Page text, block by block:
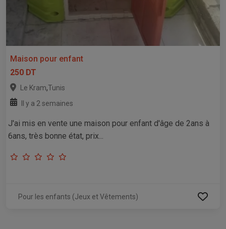
Maison pour enfant
250 DT
Le Kram,Tunis
Il y a 2 semaines
J'ai mis en vente une maison pour enfant d'âge de 2ans à
6ans, très bonne état, prix...
Pour les enfants (Jeux et Vêtements)